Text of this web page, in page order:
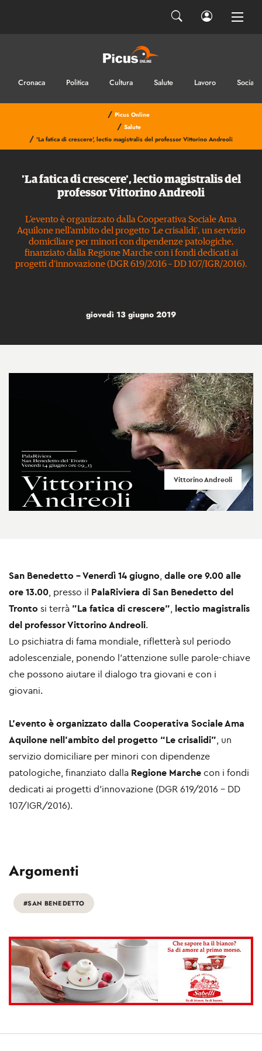
Cronaca Politica Cultura Salute Lavoro Sociale
/ Picus Online
/ Salute
/ 'La fatica di crescere', lectio magistralis del professor Vittorino Andreoli
'La fatica di crescere', lectio magistralis del
professor Vittorino Andreoli
L’evento è organizzato dalla Cooperativa Sociale Ama
Aquilone nell’ambito del progetto 'Le crisalidi', un servizio
domiciliare per minori con dipendenze patologiche,
finanziato dalla Regione Marche con i fondi dedicati ai
progetti d’innovazione (DGR 619/2016 – DD 107/IGR/2016).
giovedì 13 giugno 2019
Vittorino Andreoli
San Benedetto - Venerdì 14 giugno, dalle ore 9.00 alle
ore 13.00, presso il PalaRiviera di San Benedetto del
Tronto si terrà "La fatica di crescere", lectio magistralis
del professor Vittorino Andreoli.
Lo psichiatra di fama mondiale, rifletterà sul periodo
adolescenziale, ponendo l’attenzione sulle parole-chiave
che possono aiutare il dialogo tra giovani e con i
giovani.
L’evento è organizzato dalla Cooperativa Sociale Ama
Aquilone nell’ambito del progetto “Le crisalidi”, un
servizio domiciliare per minori con dipendenze
patologiche, finanziato dalla Regione Marche con i fondi
dedicati ai progetti d’innovazione (DGR 619/2016 – DD
107/IGR/2016).
Argomenti
#SAN BENEDETTO